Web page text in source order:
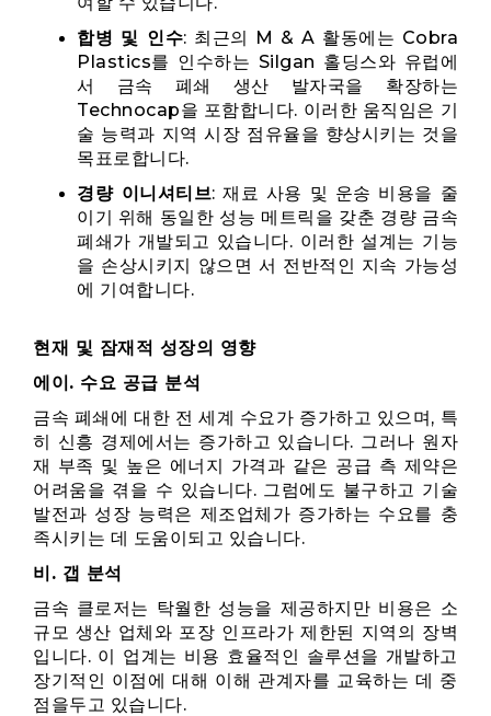
합병 및 인수: 최근의 M & A 활동에는 Cobra
Plastics를 인수하는 Silgan 홀딩스와 유럽에
서 금속 폐쇄 생산 발자국을 확장하는
Technocap을 포함합니다. 이러한 움직임은 기
술 능력과 지역 시장 점유율을 향상시키는 것을
목표로합니다.
경량 이니셔티브: 재료 사용 및 운송 비용을 줄
이기 위해 동일한 성능 메트릭을 갖춘 경량 금속
폐쇄가 개발되고 있습니다. 이러한 설계는 기능
을 손상시키지 않으면 서 전반적인 지속 가능성
에 기여합니다.
현재 및 잠재적 성장의 영향
에이. 수요 공급 분석
금속 폐쇄에 대한 전 세계 수요가 증가하고 있으며, 특
히 신흥 경제에서는 증가하고 있습니다. 그러나 원자
재 부족 및 높은 에너지 가격과 같은 공급 측 제약은
어려움을 겪을 수 있습니다. 그럼에도 불구하고 기술
발전과 성장 능력은 제조업체가 증가하는 수요를 충
족시키는 데 도움이되고 있습니다.
비. 갭 분석
금속 클로저는 탁월한 성능을 제공하지만 비용은 소
규모 생산 업체와 포장 인프라가 제한된 지역의 장벽
입니다. 이 업계는 비용 효율적인 솔루션을 개발하고
장기적인 이점에 대해 이해 관계자를 교육하는 데 중
점을두고 있습니다.